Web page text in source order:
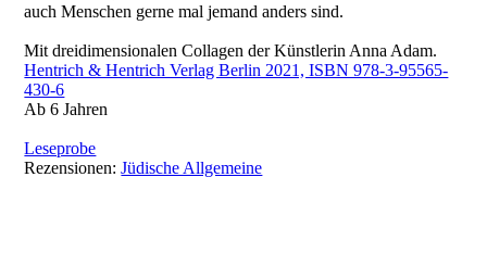
auch Menschen gerne mal jemand anders sind.
Mit dreidimensionalen Collagen der Künstlerin Anna Adam.
Hentrich & Hentrich Verlag Berlin 2021, ISBN 978-3-95565-
430-6
Ab 6 Jahren
Leseprobe
Rezensionen:Jüdische Allgemeine